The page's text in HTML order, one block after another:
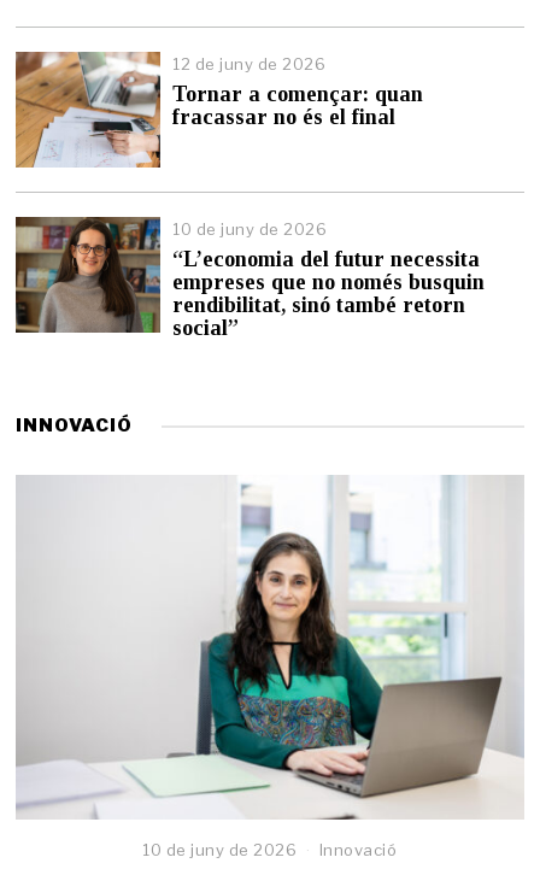
12 de juny de 2026
2
d
e
n
e
2
0
Tornar a començar: quan
fracassar no és el final
10 de juny de 2026
“L’economia del futur necessita
empreses que no només busquin
rendibilitat, sinó també retorn
social”
INNOVACIÓ
10 de juny de 2026 Innovació